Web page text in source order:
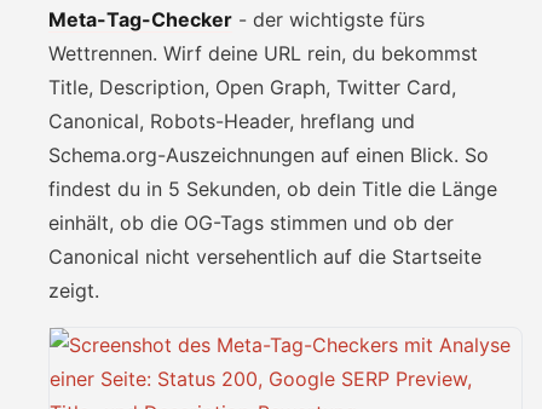
Meta-Tag-Checker - der wichtigste fürs
Wettrennen. Wirf deine URL rein, du bekommst
Title, Description, Open Graph, Twitter Card,
Canonical, Robots-Header, hreflang und
Schema.org-Auszeichnungen auf einen Blick. So
findest du in 5 Sekunden, ob dein Title die Länge
einhält, ob die OG-Tags stimmen und ob der
Canonical nicht versehentlich auf die Startseite
zeigt.